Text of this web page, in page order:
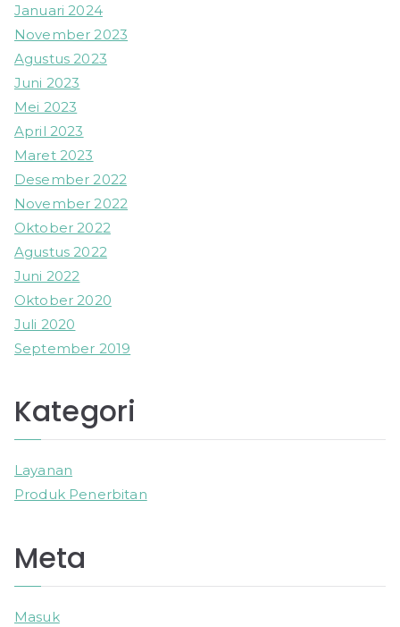
Januari 2024
November 2023
Agustus 2023
Juni 2023
Mei 2023
April 2023
Maret 2023
Desember 2022
November 2022
Oktober 2022
Agustus 2022
Juni 2022
Oktober 2020
Juli 2020
September 2019
Kategori
Layanan
Produk Penerbitan
Meta
Masuk